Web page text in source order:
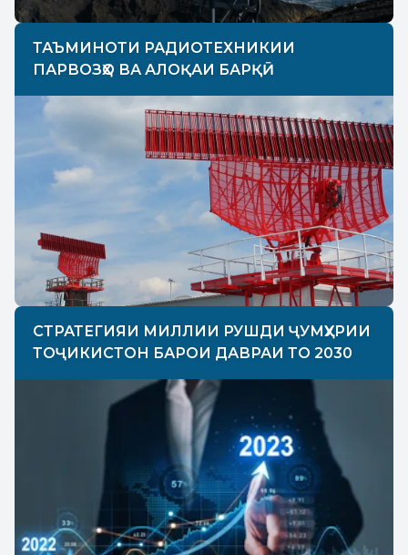
ТАЪМИНОТИ РАДИОТЕХНИКИИ
ПАРВОЗҲО ВА АЛОҚАИ БАРҚӢ
СТРАТЕГИЯИ МИЛЛИИ РУШДИ ҶУМҲУРИИ
ТОҶИКИСТОН БАРОИ ДАВРАИ ТО 2030